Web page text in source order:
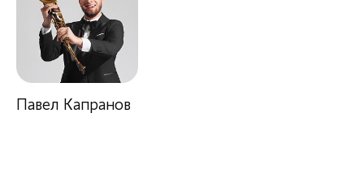
Павел Капранов